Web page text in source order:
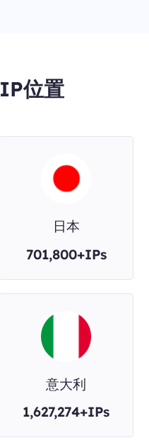
IP位置
日本
701,800+IPs
意大利
1,627,274+IPs